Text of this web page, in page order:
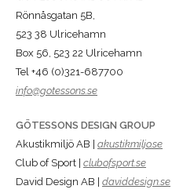
Rönnåsgatan 5B,
523 38 Ulricehamn
Box 56, 523 22 Ulricehamn
Tel +46 (0)321-687700
info@gotessons.se
GÖTESSONS DESIGN GROUP
Akustikmiljö AB | akustikmiljo.se
Club of Sport | clubofsport.se
David Design AB | daviddesign.se